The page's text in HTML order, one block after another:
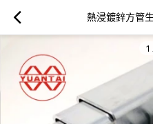
熱浸鍍鋅方管
1